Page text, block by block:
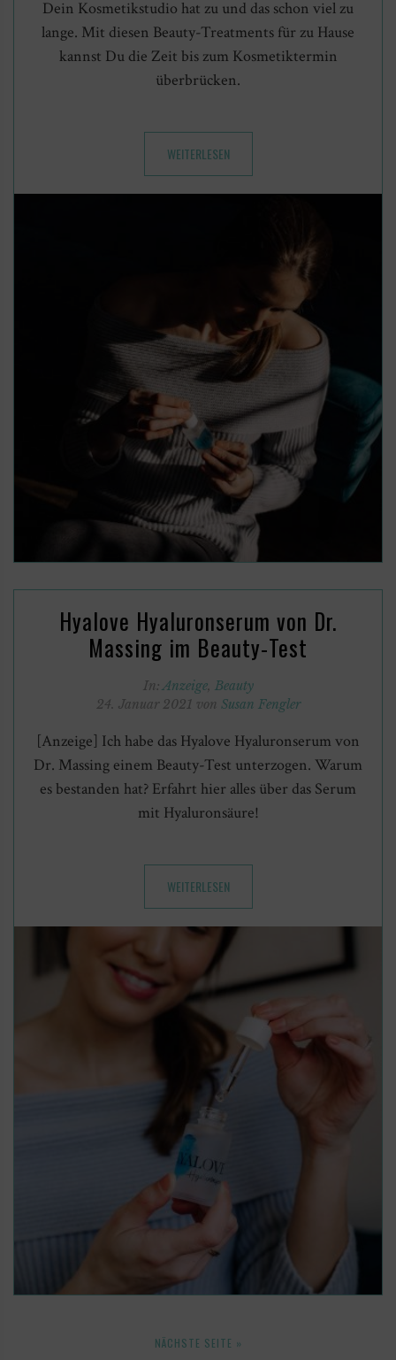
Dein Kosmetikstudio hat zu und das schon viel zu
lange. Mit diesen Beauty-Treatments für zu Hause
kannst Du die Zeit bis zum Kosmetiktermin
überbrücken.
WEITERLESEN
Hyalove Hyaluronserum von Dr.
Massing im Beauty-Test
In:Anzeige, Beauty
24. Januar 2021 von Susan Fengler
[Anzeige] Ich habe das Hyalove Hyaluronserum von
Dr. Massing einem Beauty-Test unterzogen. Warum
es bestanden hat? Erfahrt hier alles über das Serum
mit Hyaluronsäure!
WEITERLESEN
NÄCHSTE SEITE »